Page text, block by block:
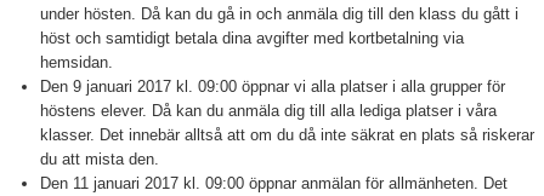
under hösten. Då kan du gå in och anmäla dig till den klass du gått i
höst och samtidigt betala dina avgifter med kortbetalning via
hemsidan.
Den 9 januari 2017 kl. 09:00 öppnar vi alla platser i alla grupper för
höstens elever. Då kan du anmäla dig till alla lediga platser i våra
klasser. Det innebär alltså att om du då inte säkrat en plats så riskerar
du att mista den.
Den 11 januari 2017 kl. 09:00 öppnar anmälan för allmänheten. Det